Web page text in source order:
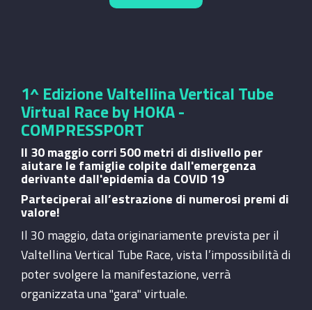
1^ Edizione Valtellina Vertical Tube
Virtual Race by HOKA -
COMPRESSPORT
Il 30 maggio corri 500 metri di dislivello per
aiutare le famiglie colpite dall'emergenza
derivante dall'epidemia da COVID 19
Parteciperai all’estrazione di numerosi premi di
valore!
Il 30 maggio, data originariamente prevista per il
Valtellina Vertical Tube Race, vista l’impossibilità di
poter svolgere la manifestazione, verrà
organizzata una "gara" virtuale.